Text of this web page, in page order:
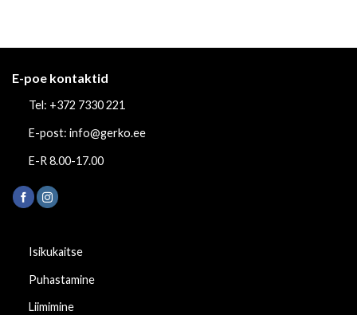
E-poe kontaktid
Tel: +372 7330 221
E-post: info@gerko.ee
E-R 8.00-17.00
Isikukaitse
Puhastamine
Liimimine